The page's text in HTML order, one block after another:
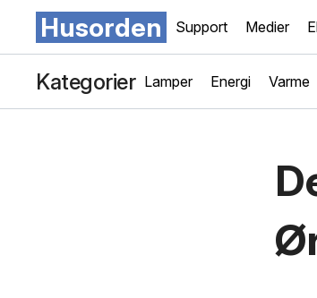
Husorden Support Medier
Kategorier Lamper Energi Varme